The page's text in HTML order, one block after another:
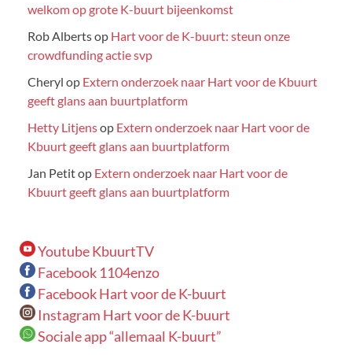
welkom op grote K-buurt bijeenkomst
Rob Albertsop Hart voor de K-buurt: steun onze
crowdfunding actie svp
Cheryl op Extern onderzoek naar Hart voor de Kbuurt
geeft glans aan buurtplatform
Hetty Litjensop Extern onderzoek naar Hart voor de
Kbuurt geeft glans aan buurtplatform
Jan Petitop Extern onderzoek naar Hart voor de
Kbuurt geeft glans aan buurtplatform
Youtube KbuurtTV
Facebook 1104enzo
Facebook Hart voor de K-buurt
Instagram Hart voor de K-buurt
Sociale app “allemaal K-buurt”